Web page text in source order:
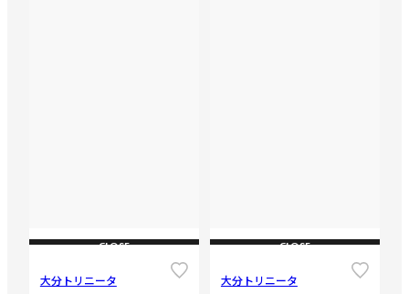
CLOSE
大分トリニータ
CLOSE
大分トリニータ